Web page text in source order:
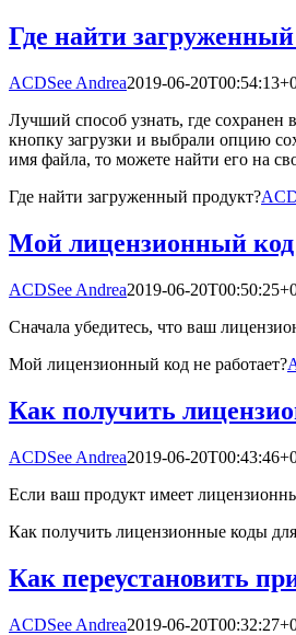
Где найти
ACDSee Andrea2019-06-
Лучший способ узнать, где сохранен
кнопку загрузки и выбрали опцию
имя файла, то можете найти его на
Где найти загруженный продукт?
Мой лицензионный код
ACDSee Andrea2019-06-
Сначала убедитесь, что ваш
Мой лицензионный код не работает?
Как получить
ACDSee Andrea2019-06-
Если ваш продукт имеет
Как получить лицензионные коды
Как переустановить
ACDSee Andrea2019-06-